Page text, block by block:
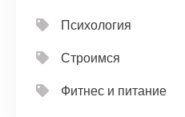
Психология
Строимся
Фитнес и питание